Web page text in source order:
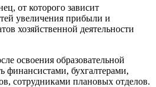
от которого зависит
увеличения прибыли и
хозяйственной деятельности
освоения образовательной
финансистами, бухгалтерами,
сотрудниками плановых отделов.